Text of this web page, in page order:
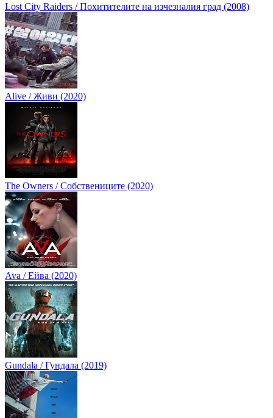
Lost City Raiders / Похитителите на изчезналия град (2008)
Alive / Живи (2020)
The Owners / Собствениците (2020)
Ava / Ейва (2020)
Gundala / Гундала (2019)